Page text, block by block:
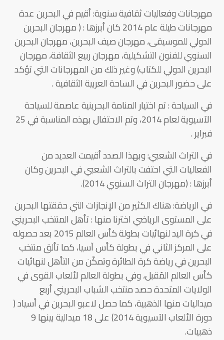
مهرجانات وفعاليات ثقافية سنوية: أقيم في البحرين عدة
مهرجانات طيلة عام 2014 كان أبرزها : ( مهرجان البحرين
الدولي للموسيقى، مهرجان صيف البحرين، مهرجان البحرين
السنوي للفنون التشكيلية، مهرجان ربيع الثقافة، مهرجان
البحرين الدولي للكتاب) وغير ذلك من المهرجانات التي تؤكد
على حضور البحرين في الساحة العربية الثقافية .
في السياحة : تم اختيار المنامة البحرينية عاصمة للسياحة
الآسيوية لعام 2014، وتم الاحتفال بهذه المناسبة في 25
فبراير .
في التراث الشعبي: وبهذا الصدد أقيمت العديد من
الفعاليات التي احتفت بالتراث الشعبي في البحرين وكان
أبرزها : (مهرجان التراث السنوي 2014).
في الرياضة: هناك الكثير من الإنجازات التي حققتها البحرين
على المستوى الرياضي اخترنا منها : تأهل المنتخب البحريني
في كرة اليد لنهائيات بطولة كأس العالم 2015 بعد حصوله
على المركز الثاني في بطولة كأس آسيا، كما تألق منتخب
البحرين في رياضة كرة الطائرة وتمكّن من التأهل لنهائيات
كأس العالم المُقبل، وفي بطولة العالم لألعاب القوى في
الولايات المتحدة حصد منتخب الشباب البحريني أربع
ميداليات منها الذهبية، كما حصل لاعبو البحرين في أسياد (
دورة الألعاب الآسيوية 2014) على 18 ميدالية بينها 9
ذهبيات.